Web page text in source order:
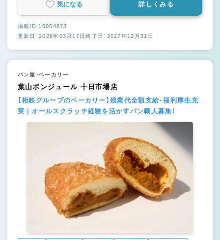
気になる 詳しくみる
掲載ID 1005487J
更新日：2026年03月17日終了日：2027年12月31日
パン屋・ベーカリー
葉山ボンジュール 十日市場店
【相鉄グループのベーカリー】残業代全額支給・福利厚生充
実｜オールスクラッチ経験を活かすパン職人募集！